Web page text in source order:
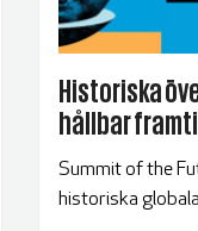
Historiska
hållbar
Summit of the
historiska